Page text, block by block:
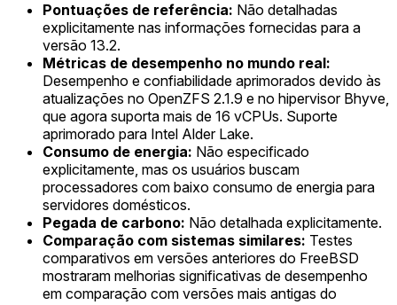
Pontuações de referência: Não detalhadas
explicitamente nas informações fornecidas para a
versão 13.2.
Métricas de desempenho no mundo real:
Desempenho e confiabilidade aprimorados devido às
atualizações no OpenZFS 2.1.9 e no hipervisor Bhyve,
que agora suporta mais de 16 vCPUs. Suporte
aprimorado para Intel Alder Lake.
Consumo de energia: Não especificado
explicitamente, mas os usuários buscam
processadores com baixo consumo de energia para
servidores domésticos.
Pegada de carbono: Não detalhada explicitamente.
Comparação com sistemas similares: Testes
comparativos em versões anteriores do FreeBSD
mostraram melhorias significativas de desempenho
em comparação com versões mais antigas do